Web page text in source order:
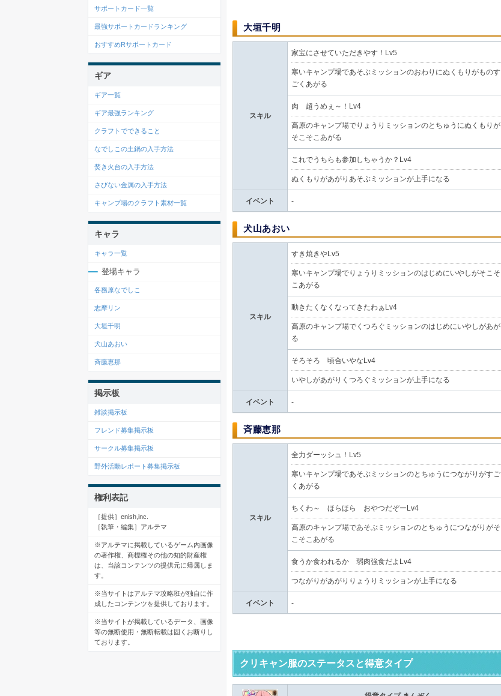
大垣千明
スキル
家宝にさせていただきやす！Lv5
寒いキャンプ場であそぶミッションのおわりにぬくもりがものす
ごくあがる
肉 超うめぇ～！Lv4
高原のキャンプ場でりょうりミッションのとちゅうにぬくもりが
そこそこあがる
これでうちらも参加しちゃうか？Lv4
ぬくもりがあがりあそぶミッションが上手になる
イベント -
犬山あおい
スキル
すき焼きやLv5
寒いキャンプ場でりょうりミッションのはじめにいやしがそこそ
こあがる
動きたくなくなってきたわぁLv4
高原のキャンプ場でくつろぐミッションのはじめにいやしがあが
る
そろそろ 頃合いやなLv4
いやしがあがりくつろぐミッションが上手になる
イベント -
斉藤恵那
スキル
全力ダーッシュ！Lv5
寒いキャンプ場であそぶミッションのとちゅうにつながりがすご
くあがる
ちくわ～ ほらほら おやつだぞーLv4
高原のキャンプ場であそぶミッションのとちゅうにつながりがそ
こそこあがる
食うか食われるか 弱肉強食だよLv4
つながりがあがりりょうりミッションが上手になる
イベント -
クリキャン服のステータスと得意タイプ
サポートカード一覧
最強サポートカードランキング
おすすめRサポートカード
ギア
ギア一覧
ギア最強ランキング
クラフトでできること
なでしこの土鍋の入手方法
焚き火台の入手方法
さびない金属の入手方法
キャンプ場のクラフト素材一覧
キャラ
キャラ一覧
登場キャラ
各務原なでしこ
志摩リン
大垣千明
犬山あおい
斉藤恵那
掲示板
雑談掲示板
フレンド募集掲示板
サークル募集掲示板
野外活動レポート募集掲示板
権利表記
［提供］enish,inc.
［執筆・編集］アルテマ
※アルテマに掲載しているゲーム内画像
の著作権、商標権その他の知的財産権
は、当該コンテンツの提供元に帰属しま
す。
※当サイトはアルテマ攻略班が独自に作
成したコンテンツを提供しております。
※当サイトが掲載しているデータ、画像
等の無断使用・無断転載は固くお断りし
ております。